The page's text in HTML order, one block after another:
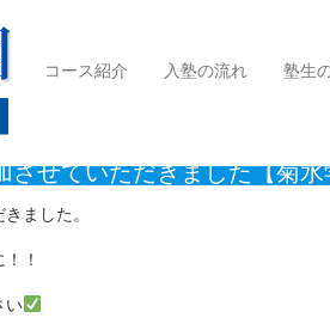
コース紹介 入塾の流れ 塾生
加させていただきました【菊水学園 多加木教室】
させていただきました【菊
ました。
！
い